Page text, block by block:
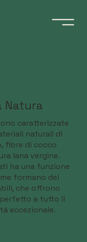
Natura
caratterizzate
naturali di
fibre di cocco
lana vergine.
ha una funzione
formano dei
che offrono
a tutto il
eccezionale.